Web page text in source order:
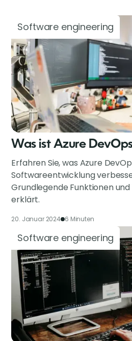
Software engineering
Was ist Azure
Erfahren Sie, was Azure
Softwareentwicklung
Grundlegende Funktionen
erklärt.
20. Januar 2024 6 Minuten
Software engineering